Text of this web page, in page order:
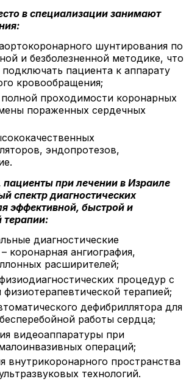
в специализации занимают
шунтирования по
и безболезненной методике, что
подключать пациента к аппарату
кровообращения;
проходимости коронарных
пораженных сердечных
эндопротезов,
при лечении в Израиле
спектр диагностических
эффективной, быстрой и
терапии:
диагностические
коронарная ангиография,
расширителей;
процедур с
терапией;
дефибриллятора для
работы сердца;
видеоаппаратуры при
операций;
внутрикоронарного пространства
технологий.